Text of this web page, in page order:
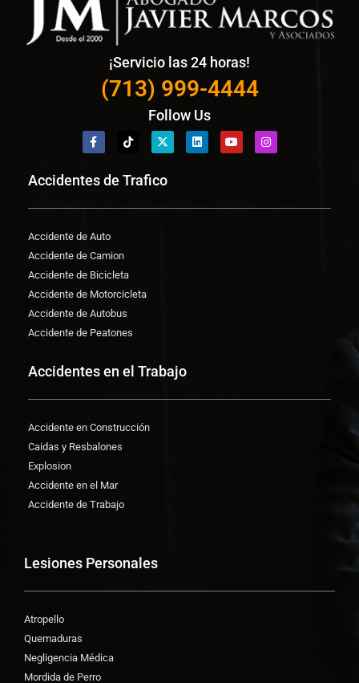
¡Servicio las 24 horas!
(713) 999-4444
Follow Us
Accidentes de Trafico
Accidente de Auto
Accidente de Camion
Accidente de Bicicleta
Accidente de Motorcicleta
Accidente de Autobus
Accidente de Peatones
Accidentes en el Trabajo
Accidente en Construcción
Caidas y Resbalones
Explosion
Accidente en el Mar
Accidente de Trabajo
Lesiones Personales
Atropello
Quemaduras
Negligencia Médica
Mordida de Perro